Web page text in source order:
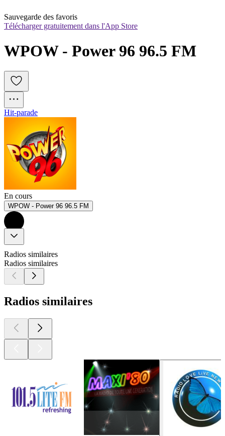
Sauvegarde des favoris
Télécharger gratuitement dans l'App Store
WPOW - Power 96 96.5 FM
Hit-parade
En cours
WPOW - Power 96 96.5 FM
Radios similaires
Radios similaires
Radios similaires